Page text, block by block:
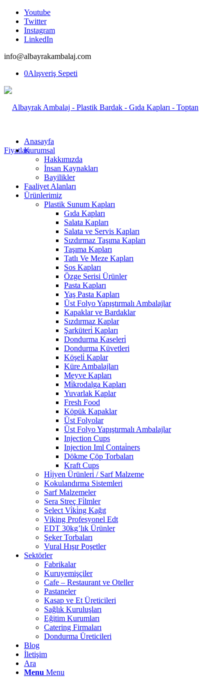
Youtube
Twitter
Instagram
LinkedIn
info@albayrakambalaj.com
0Alışveriş Sepeti
Anasayfa
Kurumsal
Hakkımızda
İnsan Kaynakları
Bayilikler
Faaliyet Alanları
Ürünlerimiz
Plastik Sunum Kapları
Gıda Kapları
Salata Kapları
Salata ve Servis Kapları
Sızdırmaz Taşıma Kapları
Taşıma Kapları
Tatlı Ve Meze Kapları
Sos Kapları
Özge Serisi Ürünler
Pasta Kapları
Yaş Pasta Kapları
Üst Folyo Yapıştırmalı Ambalajlar
Kapaklar ve Bardaklar
Sızdırmaz Kaplar
Şarküteri̇ Kapları
Dondurma Kaseleri̇
Dondurma Küvetleri
Köşeli̇ Kaplar
Küre Ambalajları
Meyve Kapları
Mi̇krodalga Kapları
Yuvarlak Kaplar
Fresh Food
Köpük Kapaklar
Üst Folyolar
Üst Folyo Yapıştırmalı Ambalajlar
Injection Cups
Injection Iml Contai̇ners
Dökme Çöp Torbaları
Kraft Cups
Hi̇jyen Ürünleri̇ / Sarf Malzeme
Kokulandırma Sistemleri
Sarf Malzemeler
Sera Streç Fi̇lmler
Select Vi̇ki̇ng Kağıt
Viking Profesyonel Edt
EDT 30kg’lık Ürünler
Şeker Torbaları
Vural Hışır Poşetler
Sektörler
Fabrikalar
Kuruyemişçiler
Cafe – Restaurant ve Oteller
Pastaneler
Kasap ve Et Üreticileri
Sağlık Kuruluşları
Eğitim Kurumları
Catering Firmaları
Dondurma Üreticileri
Blog
İletişim
Ara
Menu Menu